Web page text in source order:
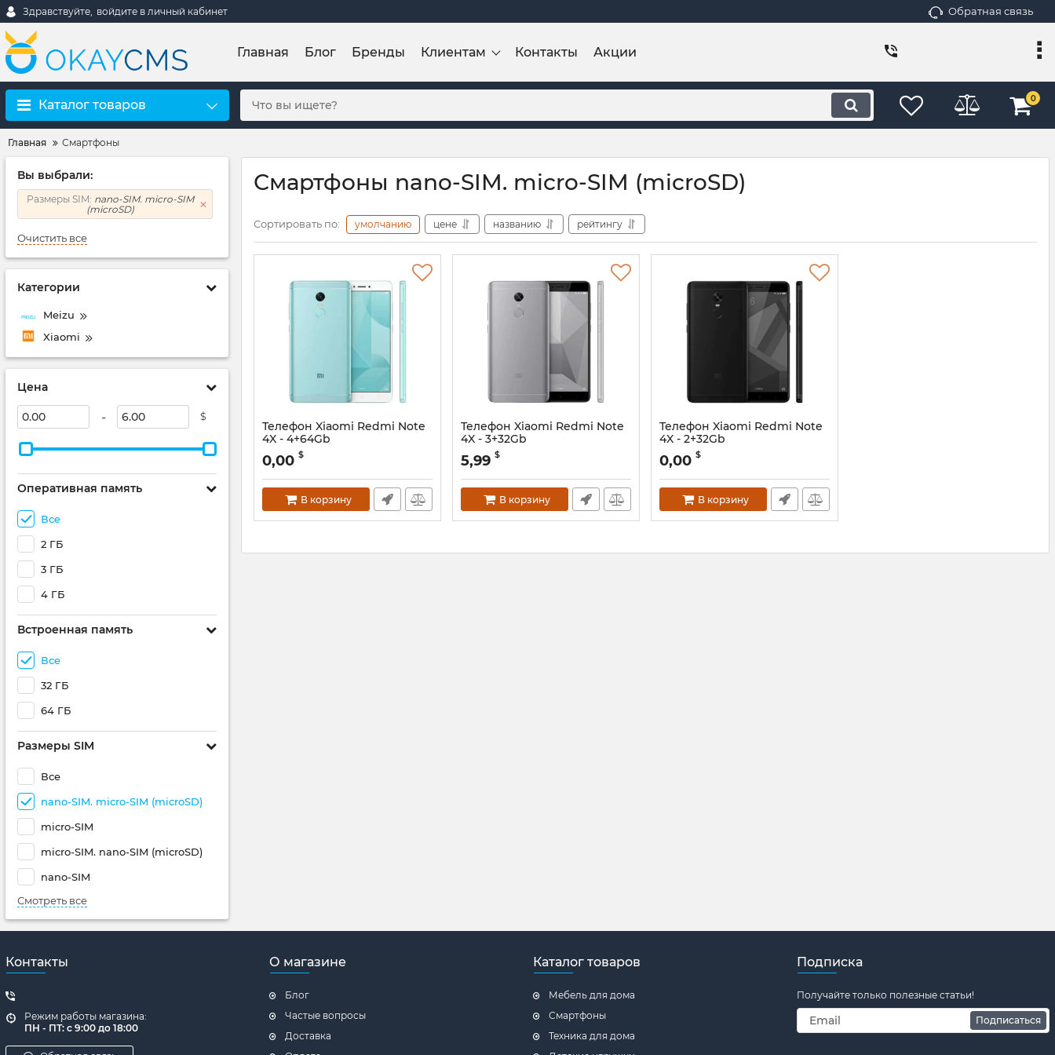
Здравствуйте, войдите в личный кабинет Обратная связь
Главная Блог Бренды Клиентам Контакты Акции
Каталог товаров 0
Главная Смартфоны
Вы выбрали:
Размеры SIM: nano-SIM. micro-SIM
(microSD)
Очистить все
Категории
Meizu
Xiaomi
Цена
- $
Оперативная память
Все
2 ГБ
3 ГБ
4 ГБ
Встроенная память
Все
32 ГБ
64 ГБ
Размеры SIM
Все
nano-SIM. micro-SIM (microSD)
micro-SIM
micro-SIM. nano-SIM (microSD)
nano-SIM
Смотреть все
Смартфоны nano-SIM. micro-SIM (microSD)
Сортировать по: умолчанию цене названию рейтингу
Телефон Xiaomi Redmi Note
4X - 4+64Gb
0,00 $
В корзину
Телефон Xiaomi Redmi Note
4X - 3+32Gb
5,99 $
В корзину
Телефон Xiaomi Redmi Note
4X - 2+32Gb
0,00 $
В корзину
Контакты
Режим работы магазина:
ПН - ПТ: с 9:00 до 18:00
О магазине
Блог
Частые вопросы
Доставка
Каталог товаров
Мебель для дома
Смартфоны
Техника для дома
Подписка
Получайте только полезные статьи!
Подписаться